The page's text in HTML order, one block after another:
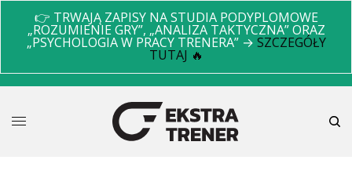
👉 TRWAJĄ ZAPISY NA STUDIA PODYPLOMOWE
„ROZUMIENIE GRY”, „ANALIZA TAKTYCZNA” ORAZ
„PSYCHOLOGIA W PRACY TRENERA” → SZCZEGÓŁY
TUTAJ 🔥